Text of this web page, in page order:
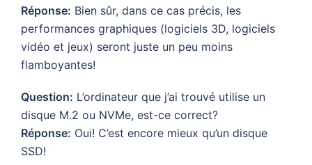
Réponse: Bien sûr, dans ce cas précis, les
performances graphiques (logiciels 3D, logiciels
vidéo et jeux) seront juste un peu moins
flamboyantes!
Question: L’ordinateur que j’ai trouvé utilise un
disque M.2 ou NVMe, est-ce correct?
Réponse: Oui! C’est encore mieux qu’un disque
SSD!